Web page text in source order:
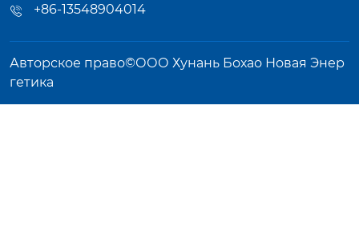
+86-13548904014
Авторское право©ООО Хунань Бохао Новая Энер
гетика